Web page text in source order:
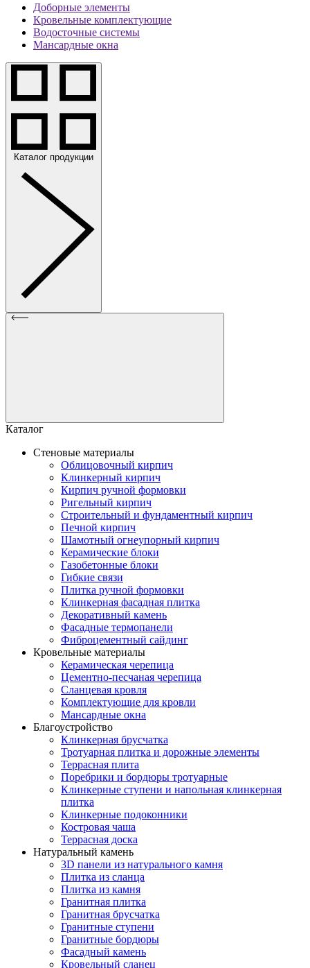
Доборные элементы
Кровельные комплектующие
Водосточные системы
Мансардные окна
Каталог продукции
Каталог
Стеновые материалы
Облицовочный кирпич
Клинкерный кирпич
Кирпич ручной формовки
Ригельный кирпич
Строительный и фундаментный кирпич
Печной кирпич
Шамотный огнеупорный кирпич
Керамические блоки
Газобетонные блоки
Гибкие связи
Плитка ручной формовки
Клинкерная фасадная плитка
Декоративный камень
Фасадные термопанели
Фиброцементный сайдинг
Кровельные материалы
Керамическая черепица
Цементно-песчаная черепица
Сланцевая кровля
Комплектующие для кровли
Мансардные окна
Благоустройство
Клинкерная брусчатка
Тротуарная плитка и дорожные элементы
Террасная плита
Поребрики и бордюры тротуарные
Клинкерные ступени и напольная клинкерная
плитка
Клинкерные подоконники
Костровая чаша
Террасная доска
Натуральный камень
3D панели из натурального камня
Плитка из сланца
Плитка из камня
Гранитная плитка
Гранитная брусчатка
Гранитные ступени
Гранитные бордюры
Фасадный камень
Кровельный сланец